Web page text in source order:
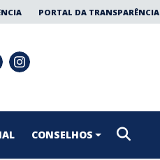
PORTAL DA TRANSPARÊNCIA
CONSELHOS